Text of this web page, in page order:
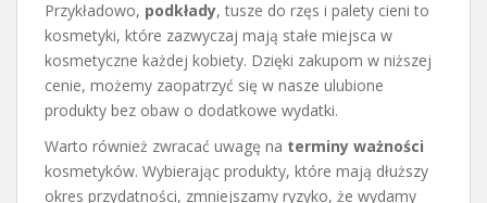
Przykładowo, podkłady, tusze do rzęs i palety cieni to
kosmetyki, które zazwyczaj mają stałe miejsca w
kosmetyczne każdej kobiety. Dzięki zakupom w niższej
cenie, możemy zaopatrzyć się w nasze ulubione
produkty bez obaw o dodatkowe wydatki.
Warto również zwracać uwagę na terminy ważności
kosmetyków. Wybierając produkty, które mają dłuższy
okres przydatności, zmniejszamy ryzyko, że wydamy